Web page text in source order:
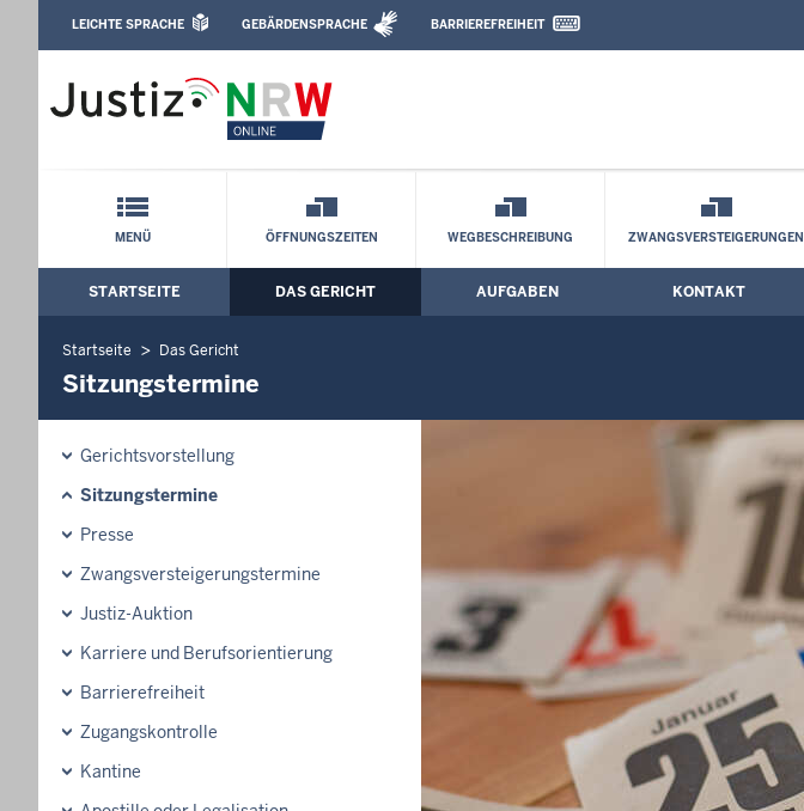
Amtsgericht Köln: Sitzungstermine
Leichte Sprache, Gebärdensprachenvideo und Kontaktformular
LEICHTE SPRACHE GEBÄRDENSPRACHE BARRIEREFREIHEIT
Schnellnavigation mit Volltext-Suche
MENÜ ÖFFNUNGSZEITEN WEGBESCHREIBUNG ZWANGSVERSTEIGERUNGEN
Hauptmenü: Hauptnavigation
STARTSEITE DAS GERICHT AUFGABEN KONTAKT
Startseite Das Gericht
Sitzungstermine
Gerichtsvorstellung
Sitzungstermine
Presse
Zwangsversteigerungs­termine
Justiz-Auktion
Karriere und Berufsorientierung
Barrierefreiheit
Zugangskontrolle
Kantine